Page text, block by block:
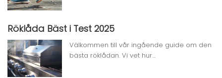
Röklåda Bäst i Test 2025
Välkommen till vår ingående guide om den
bästa röklådan. Vi vet hur…